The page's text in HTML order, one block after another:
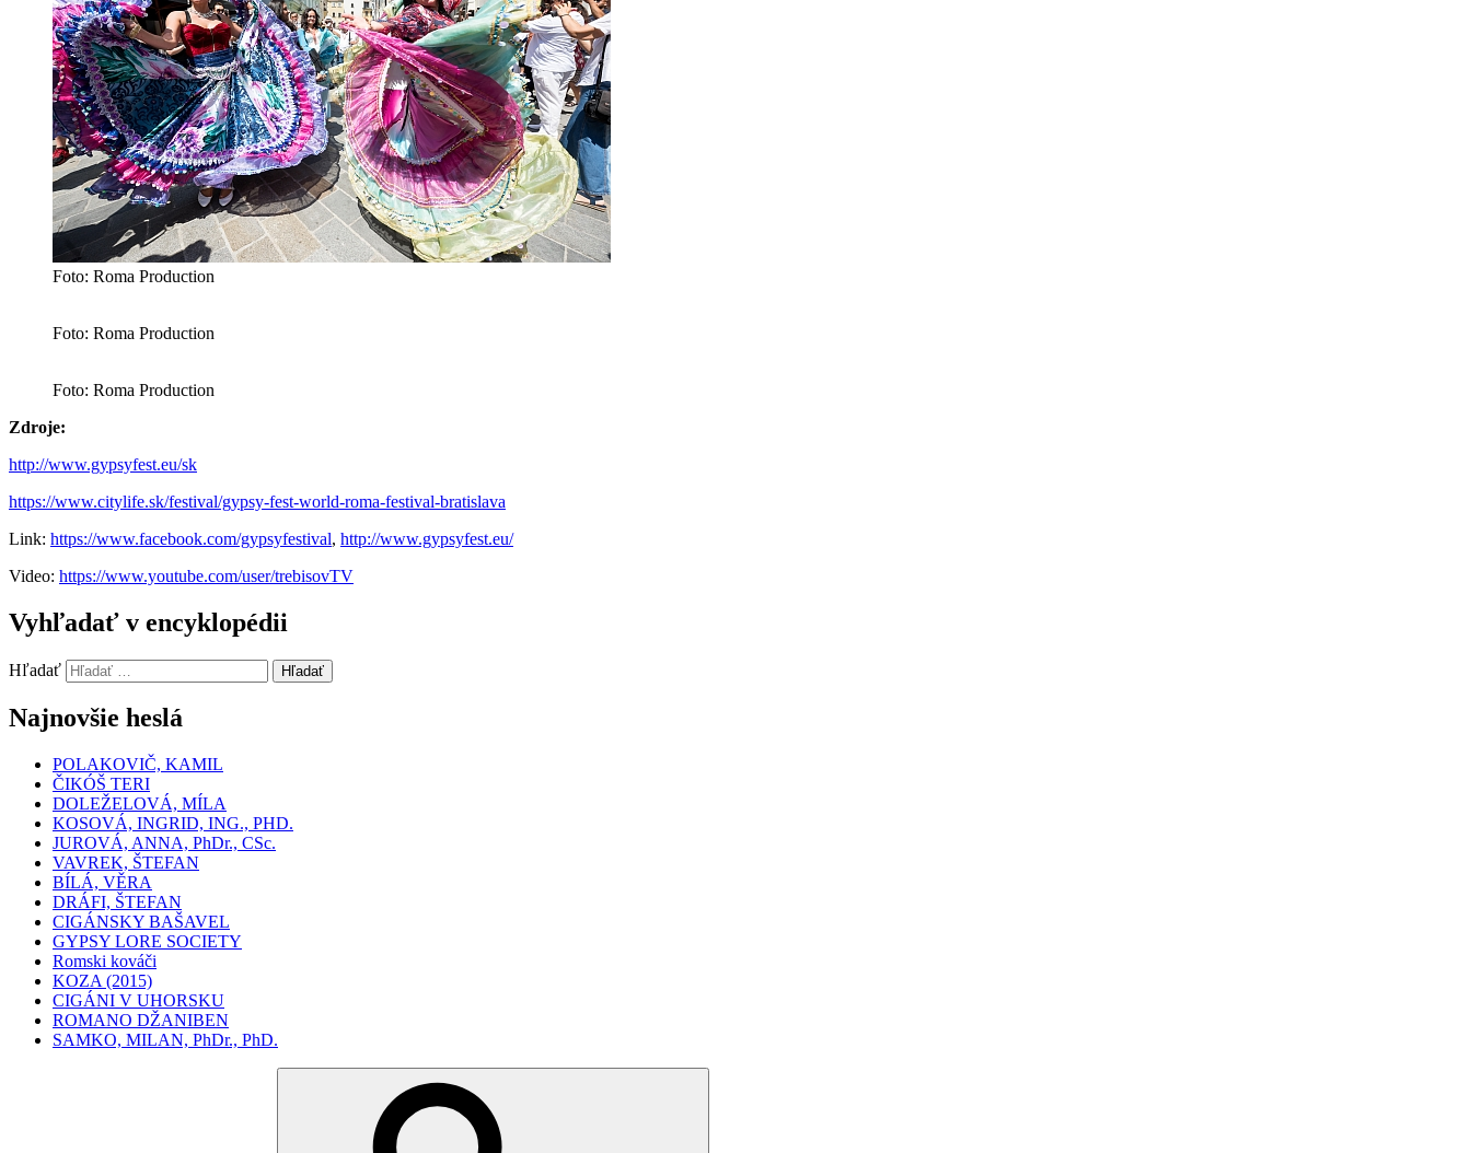
Foto: Roma Production
Foto: Roma Production
Foto: Roma Production
Zdroje:
http://www.gypsyfest.eu/sk
https://www.citylife.sk/festival/gypsy-fest-world-roma-festival-bratislava
Link: https://www.facebook.com/gypsyfestival, http://www.gypsyfest.eu/
Video: https://www.youtube.com/user/trebisovTV
Vyhľadať v encyklopédii
Hľadať Hľadať
Najnovšie heslá
POLAKOVIČ, KAMIL
ČIKÓŠ TERI
DOLEŽELOVÁ, MÍLA
KOSOVÁ, INGRID, ING., PHD.
JUROVÁ, ANNA, PhDr., CSc.
VAVREK, ŠTEFAN
BÍLÁ, VĚRA
DRÁFI, ŠTEFAN
CIGÁNSKY BAŠAVEL
GYPSY LORE SOCIETY
Romski kováči
KOZA (2015)
CIGÁNI V UHORSKU
ROMANO DŽANIBEN
SAMKO, MILAN, PhDr., PhD.